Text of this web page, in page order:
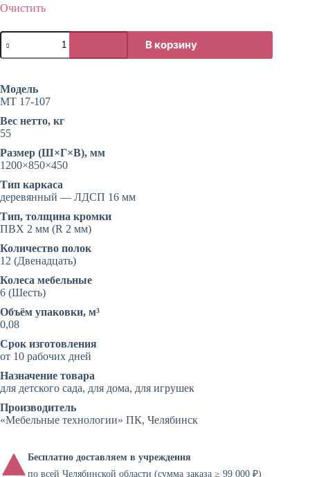
Очистить
Количество
товара
Стол
Лего
В корзину
Модель
МТ 17-107
Вес нетто, кг
55
Размер (Ш×Г×В), мм
1200×850×450
Тип каркаса
деревянный — ЛДСП 16 мм
Тип, толщина кромки
ПВХ 2 мм (R 2 мм)
Количество полок
12 (Двенадцать)
Колеса мебельные
6 (Шесть)
Объём упаковки, м³
0,08
Срок изготовления
от 10 рабочих дней
Назначение товара
для детского сада, для дома, для игрушек
Производитель
«Мебельные технологии» ПК, Челябинск
Бесплатно доставляем в учреждения
по всей Челябинской области (сумма заказа ≥ 99 000 ₽)